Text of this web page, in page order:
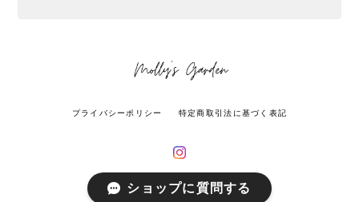
プライバシーポリシー 特定商取引法に基づく表記
© Molly's Garden All rights reserved.
ショップに質問する